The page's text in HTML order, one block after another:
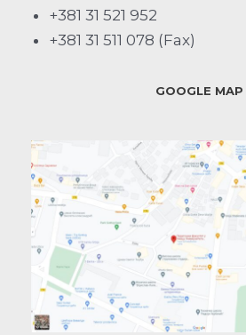
+381 31 521 952
+381 31 511 078 (Fax)
GOOGLE MAP